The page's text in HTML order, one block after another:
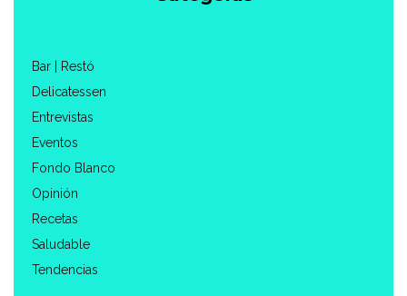
Bar | Restó
Delicatessen
Entrevistas
Eventos
Fondo Blanco
Opinión
Recetas
Saludable
Tendencias